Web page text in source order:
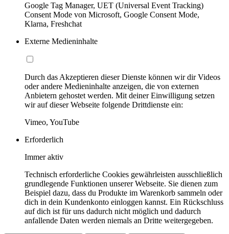
Google Tag Manager, UET (Universal Event Tracking)
Consent Mode von Microsoft, Google Consent Mode,
Klarna, Freshchat
Externe Medieninhalte
Durch das Akzeptieren dieser Dienste können wir dir Videos
oder andere Medieninhalte anzeigen, die von externen
Anbietern gehostet werden. Mit deiner Einwilligung setzen
wir auf dieser Webseite folgende Drittdienste ein:
Vimeo, YouTube
Erforderlich
Immer aktiv
Technisch erforderliche Cookies gewährleisten ausschließlich
grundlegende Funktionen unserer Webseite. Sie dienen zum
Beispiel dazu, dass du Produkte im Warenkorb sammeln oder
dich in dein Kundenkonto einloggen kannst. Ein Rückschluss
auf dich ist für uns dadurch nicht möglich und dadurch
anfallende Daten werden niemals an Dritte weitergegeben.